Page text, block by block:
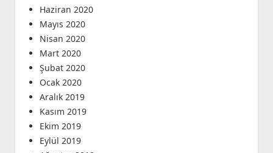
Haziran 2020
Mayıs 2020
Nisan 2020
Mart 2020
Şubat 2020
Ocak 2020
Aralık 2019
Kasım 2019
Ekim 2019
Eylül 2019